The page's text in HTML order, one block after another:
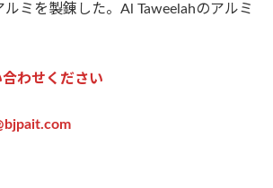
ミを製錬した。Al Taweelahのアルミ
わせください